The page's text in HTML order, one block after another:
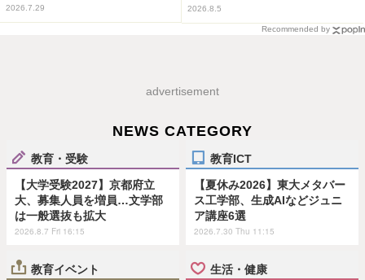
2026.7.29 2026.8.5
Recommended by
advertisement
NEWS CATEGORY
教育・受験
【大学受験2027】京都府立
大、募集人員を増員…文学部
は一般選抜も拡大
2026.8.7 Fri 16:15
教育ICT
【夏休み2026】東大メタバー
ス工学部、生成AIなどジュニ
ア講座6選
2026.7.30 Thu 11:15
教育イベント 生活・健康